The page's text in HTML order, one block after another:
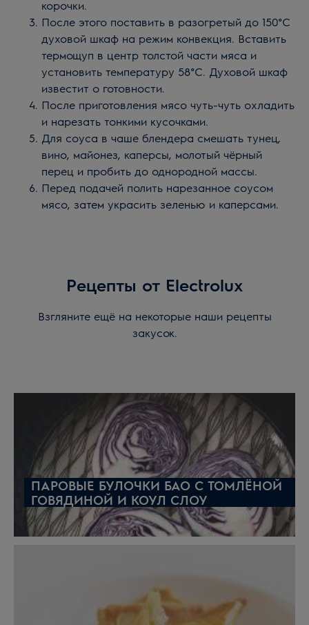
корочки.
После этого поставить в разогретый до 150°С
духовой шкаф на режим конвекция. Вставить
термощуп в центр толстой части мяса и
установить температуру 58°С. Духовой шкаф
известит о готовности.
После приготовления мясо чуть-чуть охладить
и нарезать тонкими кусочками.
Для соуса в чаше блендера смешать тунец,
вино, майонез, каперсы, молотый чёрный
перец и пробить до однородной массы.
Перед подачей полить нарезанное соусом
мясо, затем украсить зеленью и каперсами.
Рецепты от Electrolux
Взгляните ещё на некоторые наши рецепты
закусок.
ПАРОВЫЕ БУЛОЧКИ БАО С ТОМЛЁНОЙ
ГОВЯДИНОЙ И КОУЛ СЛОУ